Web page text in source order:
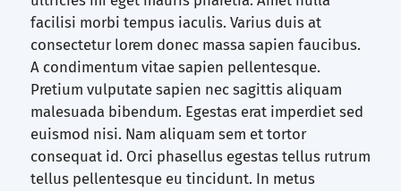
facilisi morbi tempus iaculis. Varius duis at
consectetur lorem donec massa sapien faucibus.
A condimentum vitae sapien pellentesque.
Pretium vulputate sapien nec sagittis aliquam
malesuada bibendum. Egestas erat imperdiet sed
euismod nisi. Nam aliquam sem et tortor
consequat id. Orci phasellus egestas tellus rutrum
tellus pellentesque eu tincidunt. In metus